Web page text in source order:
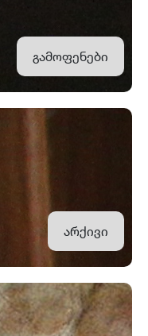
გამოფენები
არქივი